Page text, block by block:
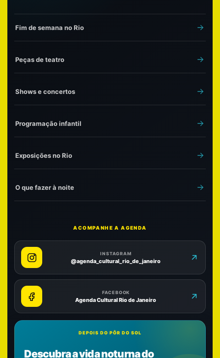
Fim de semana no Rio
Peças de teatro
Shows e concertos
Programação infantil
Exposições no Rio
O que fazer à noite
ACOMPANHE A AGENDA
INSTAGRAM
@agenda_cultural_rio_de_janeiro
FACEBOOK
Agenda Cultural Rio de Janeiro
DEPOIS DO PÔR DO SOL
Descubra a vida noturna do